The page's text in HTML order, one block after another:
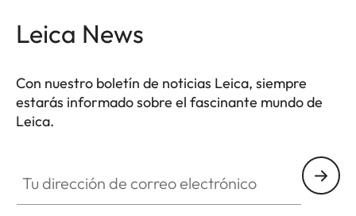
Leica News
Con nuestro boletín de noticias Leica, siempre
estarás informado sobre el fascinante mundo de
Leica.